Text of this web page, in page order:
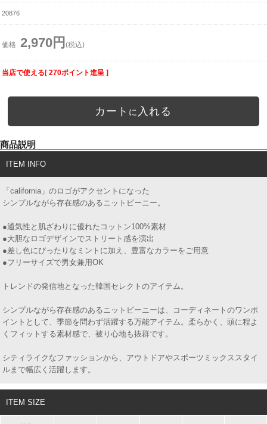
20876
価格 2,970円 (税込)
当店で使える[ 270ポイント進呈 ]
カート に 入れる
商品説明
ITEM INFO
「california」のロゴがアクセントになった
シンプルながら存在感のあるニットビーニー。
●通気性と肌ざわりに優れたコットン100%素材
●大胆なロゴデザインでストリート感を演出
●差し色にぴったりなミントに加え、豊富なカラーをご用意
●フリーサイズで男女兼用OK
トレンドの発信地となった韓国セレクトのアイテム。
シンプルながら存在感のあるニットビーニーは、コーディネートのワンポ
イントとして、季節を問わず活躍する万能アイテム。柔らかく、頭に程よ
くフィットする素材感で、被り心地も抜群です。
シティライクなファッションから、アウトドアやスポーツミックススタイ
ルまで幅広く活躍します。
ITEM SIZE